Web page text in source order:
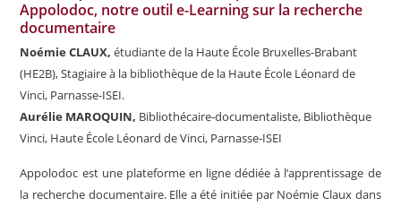
Appolodoc, notre outil e-Learning sur la recherche
documentaire
Noémie CLAUX, étudiante de la Haute École Bruxelles-Brabant
(HE2B), Stagiaire à la bibliothèque de la Haute École Léonard de
Vinci, Parnasse-ISEI.
Aurélie MAROQUIN, Bibliothécaire-documentaliste, Bibliothèque
Vinci, Haute École Léonard de Vinci, Parnasse-ISEI
Appolodoc est une plateforme en ligne dédiée à l’apprentissage de
la recherche documentaire. Elle a été initiée par Noémie Claux dans